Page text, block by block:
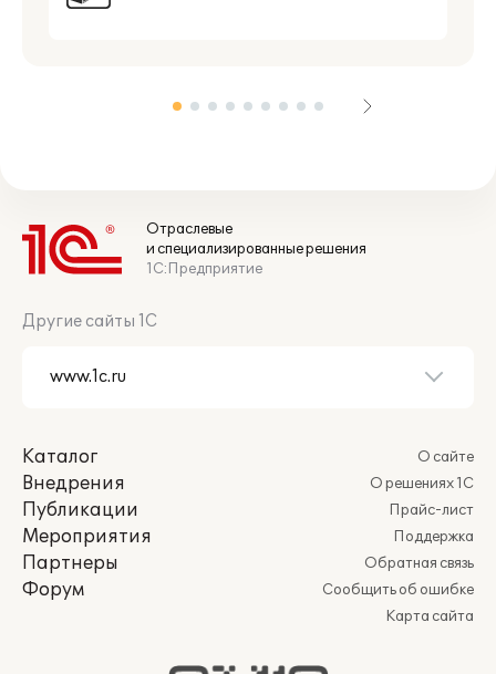
Отраслевые
и специализированные решения
1С:Предприятие
Другие сайты 1С
Каталог
Внедрения
Публикации
Мероприятия
Партнеры
Форум
О сайте
О решениях 1С
Прайс-лист
Поддержка
Обратная связь
Сообщить об ошибке
Карта сайта